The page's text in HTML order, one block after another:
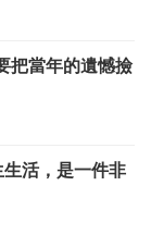
把當年的遺憾撿
活，是一件非